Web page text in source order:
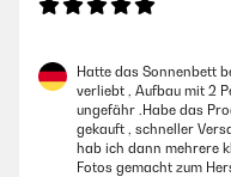
Hatte das Sonnenbett
verliebt , Aufbau mit 2
ungefähr .Habe das
gekauft , schneller
hab ich dann mehrere
Fotos gemacht zum